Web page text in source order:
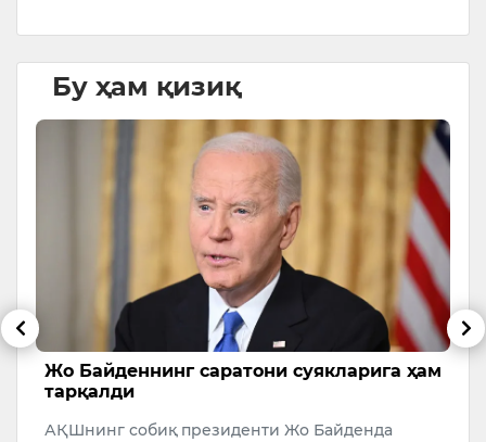
Бу ҳам қизиқ
Жо Байденнинг саратони суякларига ҳам
тарқалди
АҚШнинг собиқ президенти Жо Байденда